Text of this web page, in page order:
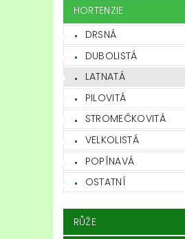
HORTENZIE
DRSNÁ
DUBOLISTÁ
LATNATÁ
PILOVITÁ
STROMEČKOVITÁ
VELKOLISTÁ
POPÍNAVÁ
OSTATNÍ
RŮŽE